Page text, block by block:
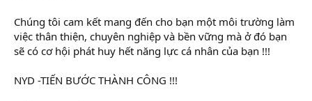
Chúng tôi cam kết mang đến cho bạn một môi trường làm
việc thân thiện, chuyên nghiệp và bền vững mà ở đó bạn
sẽ có cơ hội phát huy hết năng lực cá nhân của bạn !!!
NYD -TIẾN BƯỚC THÀNH CÔNG !!!